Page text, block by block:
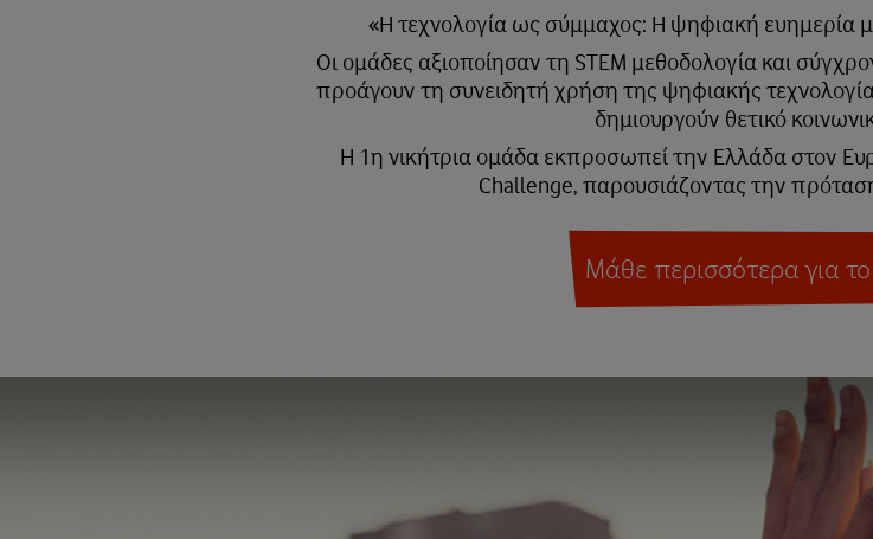
«Η τεχνολογία ως σύμμαχος: Η ψηφιακή ευημερία
Οι ομάδες αξιοποίησαν τη STEM μεθοδολογία και
προάγουν τη συνειδητή χρήση της ψηφιακής
δημιουργούν θετικό
Η 1η νικήτρια ομάδα εκπροσωπεί την Ελλάδα στον
Challenge, παρουσιάζοντας την
Μάθε περισσότερα για